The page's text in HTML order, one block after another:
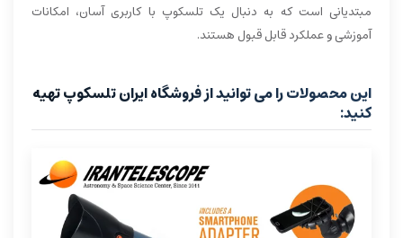
مبتدیانی است که به دنبال یک تلسکوپ با کاربری آسان، امکانات
آموزشی و عملکرد قابل قبول هستند.
این محصولات را می توانید از فروشگاه ایران تلسکوپ تهیه
کنید: